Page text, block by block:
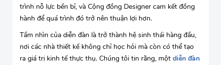
trình nỗ lực bền bỉ, và Cộng đồng Designer cam kết đồng
hành để quá trình đó trở nên thuận lợi hơn.
Tầm nhìn của diễn đàn là trở thành hệ sinh thái hàng đầu,
nơi các nhà thiết kế không chỉ học hỏi mà còn có thể tạo
ra giá trị kinh tế thực thụ. Chúng tôi tin rằng, một diễn đàn